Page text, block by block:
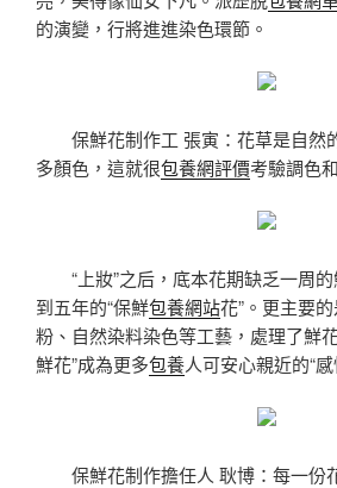
的演變，行將進進染色環節。
保鮮花制作工 張寅：花草是自然
多顏色，這就很包養網評價考驗調色
“上妝”之后，底本花期缺乏一周
到五年的“保鮮包養網站花”。更主要
粉、自然染料染色等工藝，處理了鮮
鮮花”成為更多包養人可安心親近的“感
保鮮花制作擔任人 耿博：每一份